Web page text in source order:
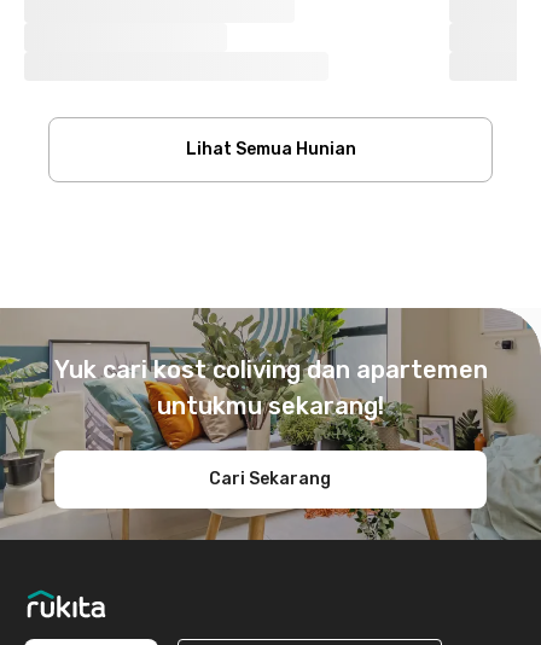
Lihat Semua Hunian
Yuk cari kost coliving dan apartemen
untukmu sekarang!
Cari Sekarang